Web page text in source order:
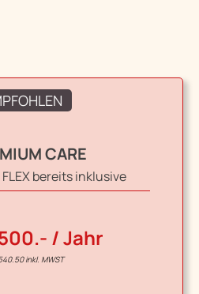
CARE
FLEX bereits inklusive
/ Jahr
inkl. MWST